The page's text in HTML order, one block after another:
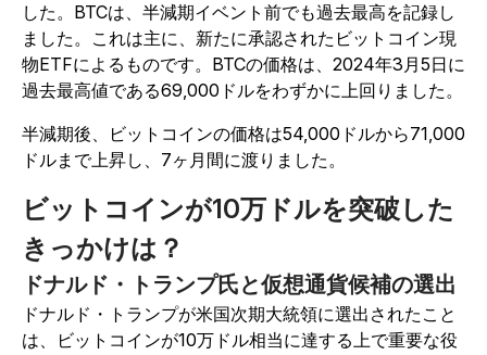
した。BTCは、半減期イベント前でも過去最高を記録し
ました。これは主に、新たに承認されたビットコイン現
物ETFによるものです。 BTCの価格は、2024年3月5日に
過去最高値である69,000ドルをわずかに上回りました。
半減期後、ビットコインの価格は54,000ドルから71,000
ドルまで上昇し、7ヶ月間に渡りました。
ビットコインが10万ドルを突破した
きっかけは？
ドナルド・トランプ氏と仮想通貨候補の選出
ドナルド・トランプが米国次期大統領に選出されたこと
は、ビットコインが10万ドル相当に達する上で重要な役